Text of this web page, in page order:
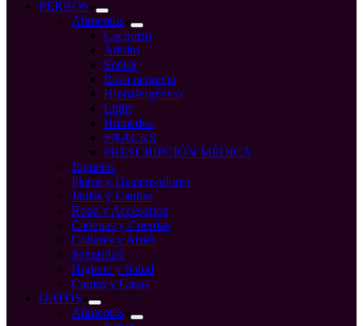
compraPERROS
Alimentos
Cachorro
Adulto
Senior
Raza pequeña
Hipoalergénico
Light
Húmedos
SNACKS
PRESCRIPCIÓN MÉDICA
Juguetes
Platos y Dispensadores
Jaulas y Caniles
Ropa y Accesorios
Cadenas y Cuerdas
Collares y Arnés
Seguridad
Higiene y Salud
Camas y Casas
GATOS
Alimentos